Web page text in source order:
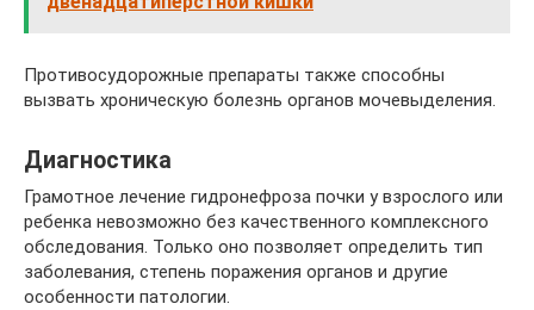
Противосудорожные препараты также способны
вызвать хроническую болезнь органов мочевыделения.
Диагностика
Грамотное лечение гидронефроза почки у взрослого или
ребенка невозможно без качественного комплексного
обследования. Только оно позволяет определить тип
заболевания, степень поражения органов и другие
особенности патологии.